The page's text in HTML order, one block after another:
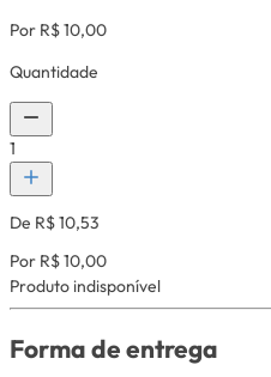
Por R$ 10,00
Quantidade
1
De R$ 10,53
Por R$ 10,00
Produto indisponível
Forma de entrega